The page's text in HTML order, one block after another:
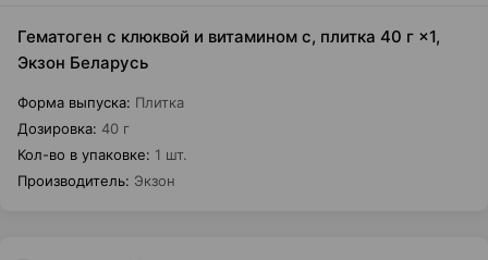
Гематоген с клюквой и витамином с, плитка 40 г ×1,
Экзон Беларусь
Форма выпуска: Плитка
Дозировка: 40 г
Кол-во в упаковке: 1 шт.
Производитель: Экзон